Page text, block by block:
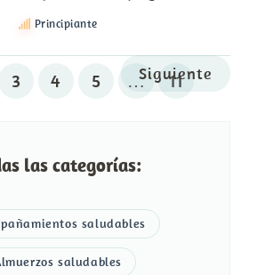
Principiante
3 4 5 … 11
Siguiente
las categorías:
saludables
saludables